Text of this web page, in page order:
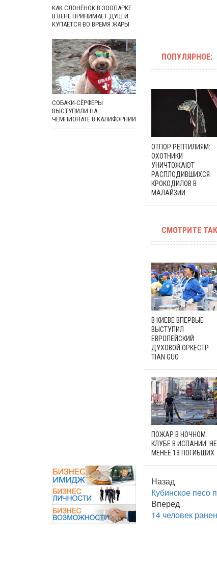
ПОПУЛЯРНОЕ:
ОТПОР РЕПТИЛИЯМ:
ОХОТНИКИ
УНИЧТОЖАЮТ
РАСПЛОДИВШИХСЯ
КРОКОДИЛОВ В
МАЛАЙЗИИ
СМОТРИТЕ
В КИЕВЕ ВПЕРВЫЕ
ВЫСТУПИЛ
ЕВРОПЕЙСКИЙ
ДУХОВОЙ ОРКЕСТР
TIAN GUO
ПОЖАР В НОЧНОМ
КЛУБЕ В ИСПАНИИ: НЕ
МЕНЕЕ 13 ПОГИБШИХ
Назад
Кубинское песо
Вперед
14 человек
КАК СЛОНЁНОК В ЗООПАРКЕ
В ВЕНЕ ПРИНИМАЕТ ДУШ И
КУПАЕТСЯ ВО ВРЕМЯ ЖАРЫ
СОБАКИ-СЁРФЕРЫ
ВЫСТУПИЛИ НА
ЧЕМПИОНАТЕ В КАЛИФОРНИИ